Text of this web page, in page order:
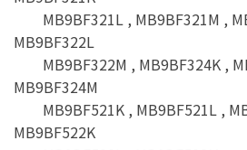
MB9BF321L , MB9BF321M ,
MB9BF322L
MB9BF322M , MB9BF324K ,
MB9BF324M
MB9BF521K , MB9BF521L ,
MB9BF522K